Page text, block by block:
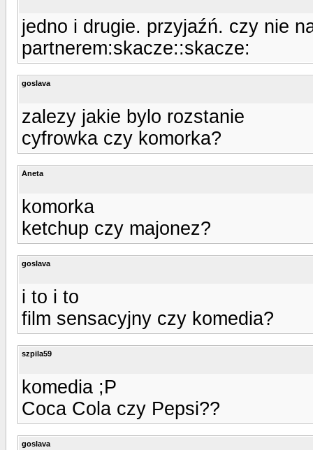
jedno i drugie. przyjaźń. czy nie
partnerem:skacze::skacze:
goslava
zalezy jakie bylo rozstanie
cyfrowka czy komorka?
Aneta
komorka
ketchup czy majonez?
goslava
i to i to
film sensacyjny czy komedia?
szpila59
komedia ;P
Coca Cola czy Pepsi??
goslava